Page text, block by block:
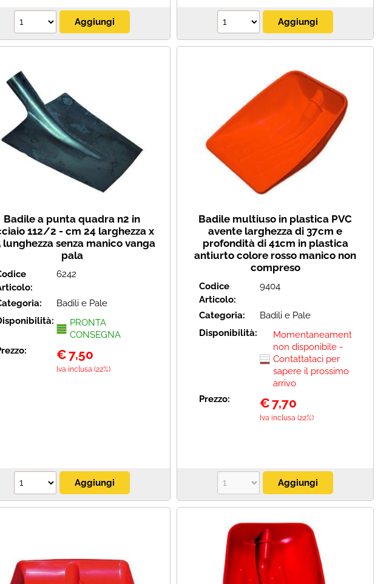
Badile a punta quadra n2 in
112/2 - cm 24 larghezza x
lunghezza senza manico vanga
pala
6242
Badili e Pale
PRONTA
CONSEGNA
€7,50
Iva inclusa (22%)
Badile multiuso in plastica PVC
avente larghezza di 37cm e
profondità di 41cm in plastica
antiurto colore rosso manico non
compreso
Codice
Articolo:
9404
Categoria:
Badili e Pale
Disponibilità:
Momentaneamente
non disponibile -
Contattataci per
sapere il prossimo
arrivo
Prezzo:
€7,70
Iva inclusa (22%)